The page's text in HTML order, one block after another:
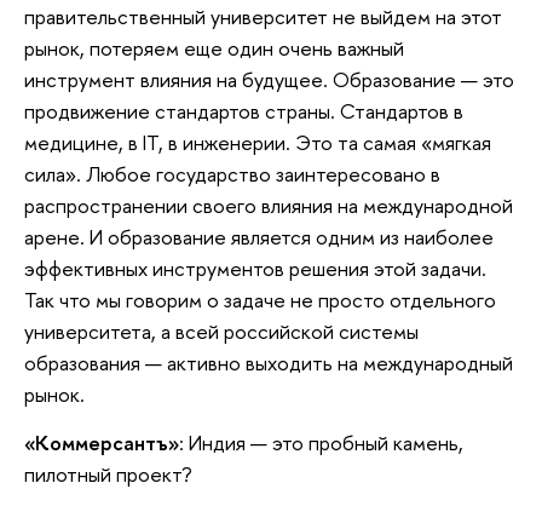
правительственный университет не выйдем на этот
рынок, потеряем еще один очень важный
инструмент влияния на будущее. Образование — это
продвижение стандартов страны. Стандартов в
медицине, в IT, в инженерии. Это та самая «мягкая
сила». Любое государство заинтересовано в
распространении своего влияния на международной
арене. И образование является одним из наиболее
эффективных инструментов решения этой задачи.
Так что мы говорим о задаче не просто отдельного
университета, а всей российской системы
образования — активно выходить на международный
рынок.
«Коммерсантъ»: Индия — это пробный камень,
пилотный проект?